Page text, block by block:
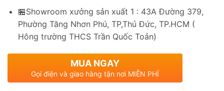
🏪Showroom xưởng sản xuất 1 : 43A Đường 379,
Phường Tăng Nhơn Phú, TP,Thủ Đức, TP.HCM (
Hông trường THCS Trần Quốc Toản)
MUA NGAY
Gọi điện và giao hàng tận nơi MIỄN PHÍ